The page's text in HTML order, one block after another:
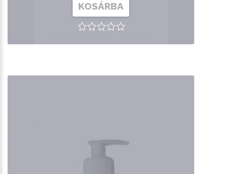
KOSÁRBA